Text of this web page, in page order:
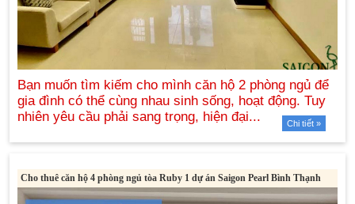
Chi tiết »
Cho thuê căn hộ 4 phòng ngủ tòa Ruby 1 dự án Saigon Pearl Bình Thạnh